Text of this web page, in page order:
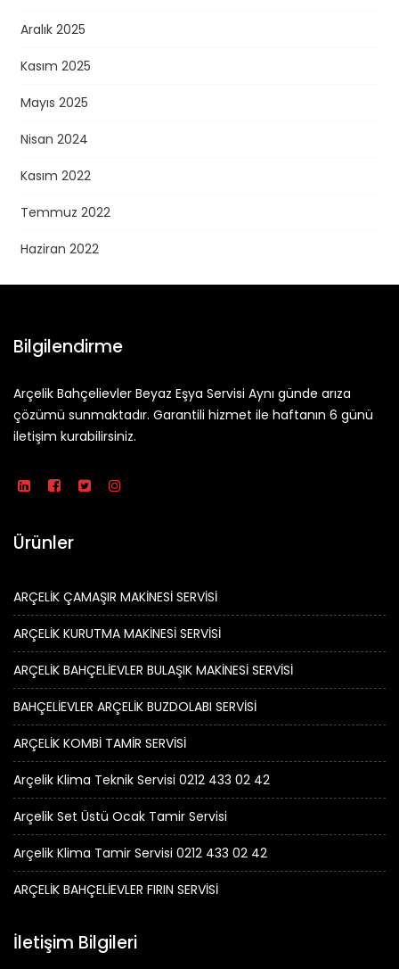
Aralık 2025
Kasım 2025
Mayıs 2025
Nisan 2024
Kasım 2022
Temmuz 2022
Haziran 2022
Bilgilendirme
Arçelik Bahçelievler Beyaz Eşya Servisi Aynı günde arıza
çözümü sunmaktadır. Garantili hizmet ile haftanın 6 günü
iletişim kurabilirsiniz.
Ürünler
ARÇELİK ÇAMAŞIR MAKİNESİ SERVİSİ
ARÇELİK KURUTMA MAKİNESİ SERVİSİ
ARÇELİK BAHÇELİEVLER BULAŞIK MAKİNESİ SERVİSİ
BAHÇELİEVLER ARÇELİK BUZDOLABI SERVİSİ
ARÇELİK KOMBİ TAMİR SERVİSİ
Arçelik Klima Teknik Servisi 0212 433 02 42
Arçelik Set Üstü Ocak Tamir Servisi
Arçelik Klima Tamir Servisi 0212 433 02 42
ARÇELİK BAHÇELİEVLER FIRIN SERVİSİ
İletişim Bilgileri